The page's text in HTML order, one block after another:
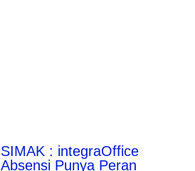
SIMAK : integraOffice
Absensi Punya Peran